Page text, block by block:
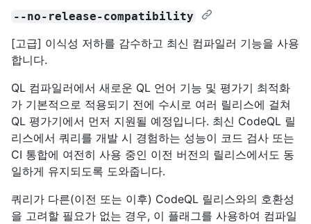
--no-release-compatibility
[고급] 이식성 저하를 감수하고 최신 컴파일러 기능을 사용
합니다.
QL 컴파일러에서 새로운 QL 언어 기능 및 평가기 최적화
가 기본적으로 적용되기 전에 수시로 여러 릴리스에 걸쳐
QL 평가기에서 먼저 지원될 예정입니다. 최신 CodeQL 릴
리스에서 쿼리를 개발 시 경험하는 성능이 코드 검사 또는
CI 통합에 여전히 사용 중인 이전 버전의 릴리스에서도 동
일하게 유지되도록 도와줍니다.
쿼리가 다른(이전 또는 이후) CodeQL 릴리스와의 호환성
을 고려할 필요가 없는 경우, 이 플래그를 사용하여 컴파일